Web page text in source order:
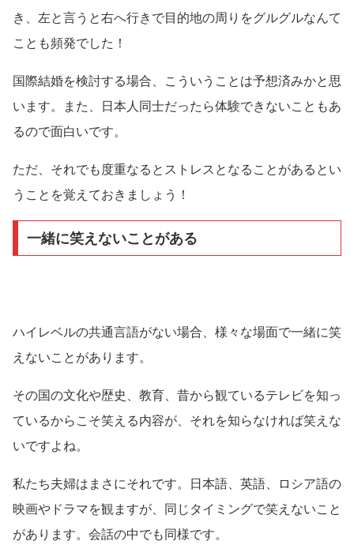
き、左と言うと右へ行きで目的地の周りをグルグルなんて
ことも頻発でした！
国際結婚を検討する場合、こういうことは予想済みかと思
います。また、日本人同士だったら体験できないこともあ
るので面白いです。
ただ、それでも度重なるとストレスとなることがあるとい
うことを覚えておきましょう！
一緒に笑えないことがある
ハイレベルの共通言語がない場合、様々な場面で一緒に笑
えないことがあります。
その国の文化や歴史、教育、昔から観ているテレビを知っ
ているからこそ笑える内容が、それを知らなければ笑えな
いですよね。
私たち夫婦はまさにそれです。日本語、英語、ロシア語の
映画やドラマを観ますが、同じタイミングで笑えないこと
があります。会話の中でも同様です。